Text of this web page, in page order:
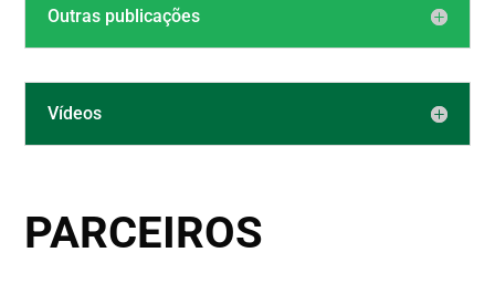
Outras publicações
Vídeos
PARCEIROS